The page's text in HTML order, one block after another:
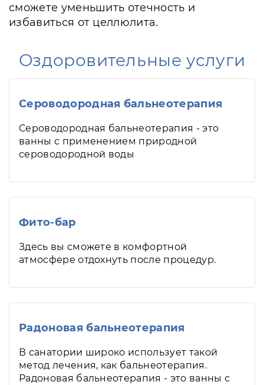
сможете уменьшить отечность и
избавиться от целлюлита.
Оздоровительные услуги
Сероводородная бальнеотерапия
Сероводородная бальнеотерапия - это
ванны с применением природной
сероводородной воды
Фито-бар
Здесь вы сможете в комфортной
атмосфере отдохнуть после процедур.
Радоновая бальнеотерапия
В санатории широко использует такой
метод лечения, как бальнеотерапия.
Радоновая бальнеотерапия - это ванны с